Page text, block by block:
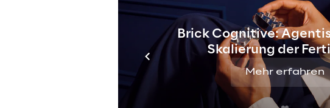
Brick Cognitive:
Skalierung der
Mehr erfahren
Technologien. In diesem Szenario hatten sich die
grafisches Layout, um eine Neustrukturierung und Optimierung
der Kompatibilität des grafischen Layouts mit Tablet- und
eines einfachen und übersichtlichen Look&Feel, der